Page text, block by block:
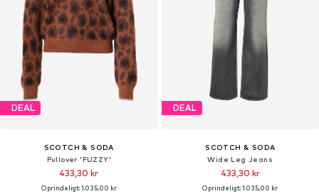
DEAL
SCOTCH & SODA
Pullover 'FUZZY'
433,30 kr
Oprindeligt: 1.035,00 kr
DEAL
SCOTCH & SODA
Wide Leg Jeans
433,30 kr
Oprindeligt: 1.035,00 kr